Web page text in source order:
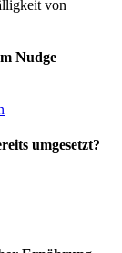
von
Nudge
umgesetzt?